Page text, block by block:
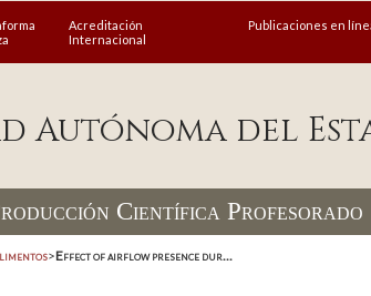
Acreditación
Internacional
Publicaciones en
Autónoma del
Científica Profesorado
>Effect of airflow presence dur...